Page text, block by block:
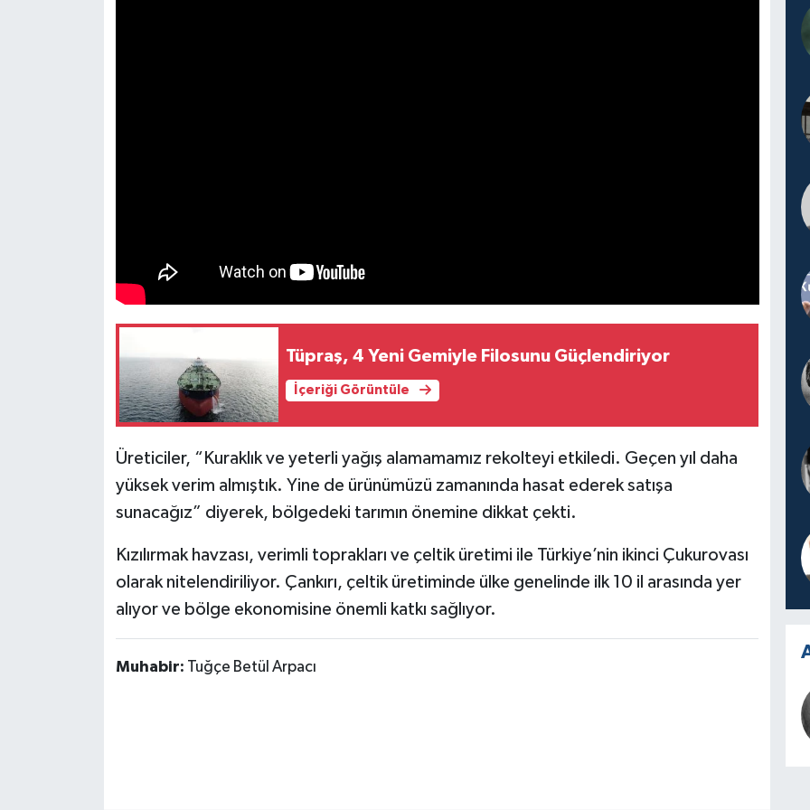
Tüpraş, 4 Yeni Gemiyle Filosunu Güçlendiriyor
İçeriği Görüntüle
Üreticiler, “Kuraklık ve yeterli yağış alamamamız rekolteyi etkiledi. Geçen yıl daha
yüksek verim almıştık. Yine de ürünümüzü zamanında hasat ederek satışa
sunacağız” diyerek, bölgedeki tarımın önemine dikkat çekti.
Kızılırmak havzası, verimli toprakları ve çeltik üretimi ile Türkiye’nin ikinci Çukurovası
olarak nitelendiriliyor. Çankırı, çeltik üretiminde ülke genelinde ilk 10 il arasında yer
alıyor ve bölge ekonomisine önemli katkı sağlıyor.
Muhabir: Tuğçe Betül Arpacı